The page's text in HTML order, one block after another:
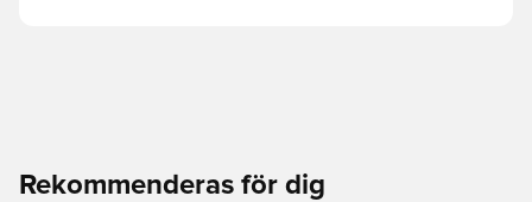
Rekommenderas för dig